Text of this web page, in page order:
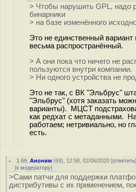
> Чтобы нарушить GPL, надо
бинарники
> на базе изменённого
Это не единственный
весьма распространённый.
> А они пока что ничего не
пользуются внутри компании.
> Ни одного устройства не
Это не так, с ВК "Эльбрус"
"Эльбрус" (хотя заказать
варианты). МЦСТ
как редхат с метаданными.
работаем; нетривиально, но
есть.
1.69 ,Аноним (69), 12:58, 02/06/2020 [ответить
[к модератору]
>Сами патчи для поддержки
дистрибутивы с их применением,